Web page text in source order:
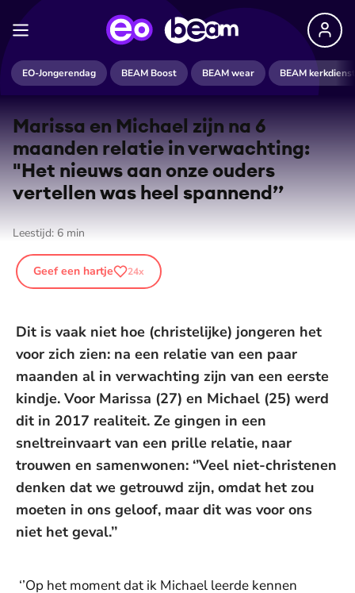
EO-Jongerendag BEAM Boost BEAM wear BEAM kerkdienst
Marissa en Michael zijn na 6
maanden relatie in verwachting:
"Het nieuws aan onze ouders
vertellen was heel spannend’’
Leestijd: 6 min
Geef een hartje 24x
Dit is vaak niet hoe (christelijke) jongeren het
voor zich zien: na een relatie van een paar
maanden al in verwachting zijn van een eerste
kindje. Voor Marissa (27) en Michael (25) werd
dit in 2017 realiteit. Ze gingen in een
sneltreinvaart van een prille relatie, naar
trouwen en samenwonen: ‘’Veel niet-christenen
denken dat we getrouwd zijn, omdat het zou
moeten in ons geloof, maar dit was voor ons
niet het geval.’’
‘’Op het moment dat ik Michael leerde kennen